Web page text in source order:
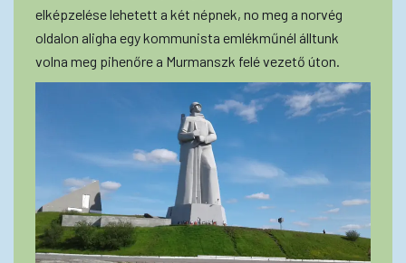
elképzelése lehetett a két népnek, no meg a norvég
oldalon aligha egy kommunista emlékműnél álltunk
volna meg pihenőre a Murmanszk felé vezető úton.